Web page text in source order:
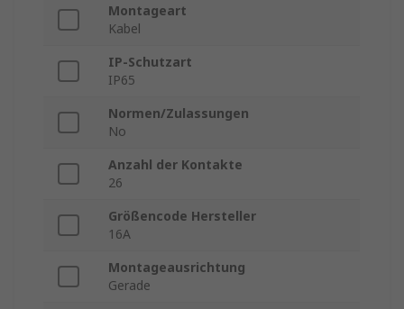
Montageart
Kabel
IP-Schutzart
IP65
Normen/Zulassungen
No
Anzahl der Kontakte
26
Größencode Hersteller
16A
Montageausrichtung
Gerade